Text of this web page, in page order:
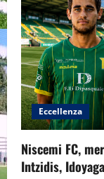
Eccellenza
Niscemi FC,
Intzidis,